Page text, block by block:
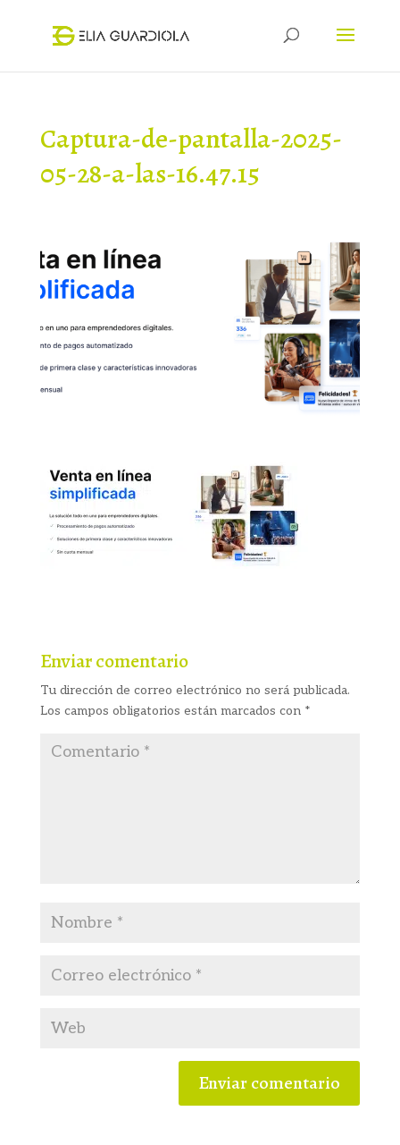
Captura-de-pantalla-2025-
05-28-a-las-16.47.15
Enviar comentario
Tu dirección de correo electrónico no será publicada.
Los campos obligatorios están marcados con *